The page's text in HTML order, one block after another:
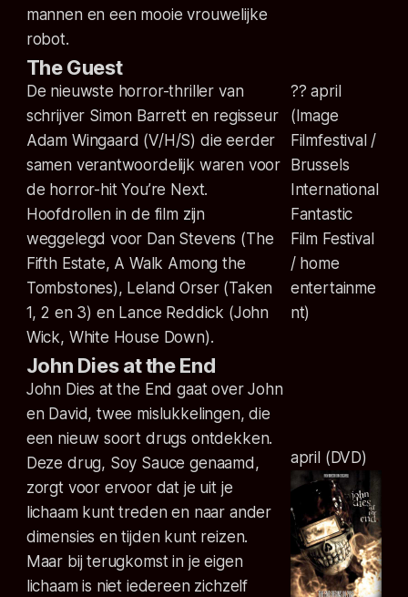
mannen en een mooie vrouwelijke
robot.
The Guest
De nieuwste horror-thriller van
schrijver Simon Barrett en regisseur
Adam Wingaard (V/H/S) die eerder
samen verantwoordelijk waren voor
de horror-hit You’re Next.
Hoofdrollen in de film zijn
weggelegd voor Dan Stevens (The
Fifth Estate, A Walk Among the
Tombstones), Leland Orser (Taken
1, 2 en 3) en Lance Reddick (John
Wick, White House Down).
?? april
(Image
Filmfestival /
Brussels
International
Fantastic
Film Festival
/ home
entertainme
nt)
John Dies at the End
John Dies at the End gaat over John
en David, twee mislukkelingen, die
een nieuw soort drugs ontdekken.
Deze drug, Soy Sauce genaamd,
zorgt voor ervoor dat je uit je
lichaam kunt treden en naar ander
dimensies en tijden kunt reizen.
Maar bij terugkomst in je eigen
lichaam is niet iedereen zichzelf
april (DVD)